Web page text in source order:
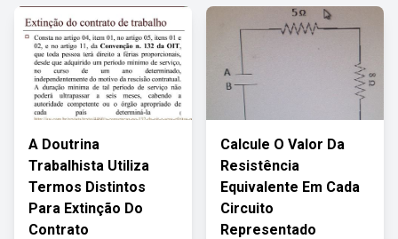
A Doutrina
Trabalhista Utiliza
Termos Distintos
Para Extinção Do
Contrato
Calcule O Valor Da
Resistência
Equivalente Em Cada
Circuito
Representado